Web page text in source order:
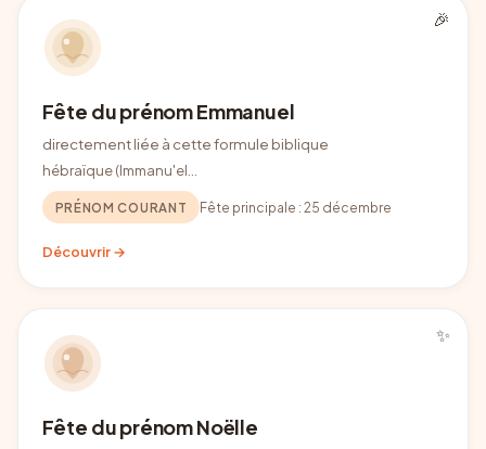
🎉
Fête du prénom Emmanuel
directement liée à cette formule biblique
hébraïque (Immanu'el…
PRÉNOM COURANT Fête principale :25 décembre
Découvrir →
✨
Fête du prénom Noëlle